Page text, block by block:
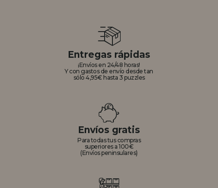
Entregas rápidas
¡Envíos en 24/48 horas!
Y con gastos de envío desde tan
sólo 4,95€ hasta 3 puzzles
Envíos gratis
Para todas tus compras
superiores a 100€
(Envíos peninsulares)